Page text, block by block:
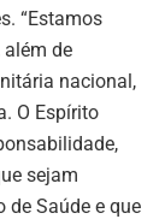
“Estamos
de
nacional,
O Espírito
sejam
de Saúde e que